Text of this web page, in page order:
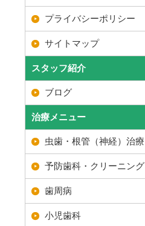
プライバシーポリシー
サイトマップ
スタッフ紹介
ブログ
治療メニュー
虫歯・根管（神経）治療
予防歯科・クリーニング
歯周病
小児歯科